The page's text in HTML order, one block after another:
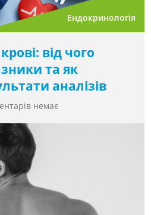
Ендокринологія
від чого
та як
аналізів
немає